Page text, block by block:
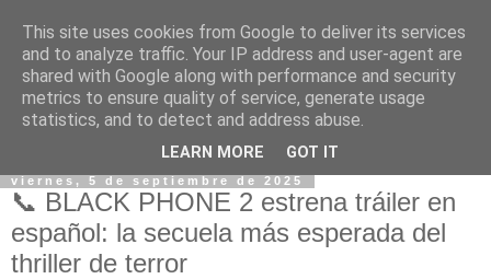
viernes, 5 de septiembre de 2025
📞 BLACK PHONE 2 estrena tráiler en
español: la secuela más esperada del
thriller de terror
This site uses cookies from Google to deliver its services
and to analyze traffic. Your IP address and user-agent are
shared with Google along with performance and security
metrics to ensure quality of service, generate usage
statistics, and to detect and address abuse.
LEARN MORE GOT IT